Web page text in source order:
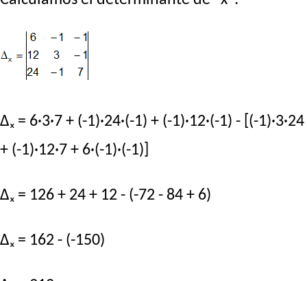
Δₓ = 6·3·7 + (-1)·24·(-1) + (-1)·12·(-1) - [(-1)·3·24
+ (-1)·12·7 + 6·(-1)·(-1)]
Δₓ = 126 + 24 + 12 - (-72 - 84 + 6)
Δₓ = 162 - (-150)